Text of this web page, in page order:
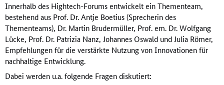
Innerhalb des Hightech-Forums entwickelt ein Thementeam,
bestehend aus Prof. Dr. Antje Boetius (Sprecherin des
Thementeams), Dr. Martin Brudermüller, Prof. em. Dr. Wolfgang
Lücke, Prof. Dr. Patrizia Nanz, Johannes Oswald und Julia Römer,
Empfehlungen für die verstärkte Nutzung von Innovationen für
nachhaltige Entwicklung.
Dabei werden u.a. folgende Fragen diskutiert: